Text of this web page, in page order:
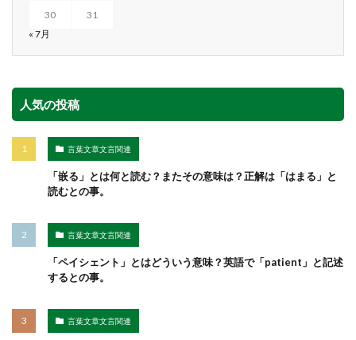
30
31
« 7月
人気の投稿
言葉文章文言関連
「嵌る」とは何と読む？またその意味は？正解は「はまる」と
読むとの事。
言葉文章文言関連
「ペイシェント」とはどういう意味？英語で「patient」と記述
するとの事。
言葉文章文言関連